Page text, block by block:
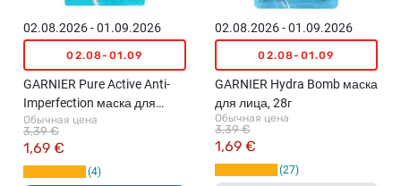
02.08.2026 - 01.09.2026
02.08-01.09
GARNIER Pure Active Anti-
Imperfection маска для
уменьшения недостатков
кожи лица, 1шт., 23г
Обычная цена
1,69 €
3,39 €
4
02.08.2026 - 01.09.2026
02.08-01.09
GARNIER Hydra Bomb маска
для лица, 28г
Обычная цена
1,69 €
3,39 €
27